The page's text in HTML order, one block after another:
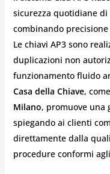
sicurezza quotidiane
combinando
Le chiavi AP3 sono
duplicazioni non
funzionamento fluido
Casa della Chiave, come
Milano, promuove una
spiegando ai clienti
direttamente dalla
procedure conformi